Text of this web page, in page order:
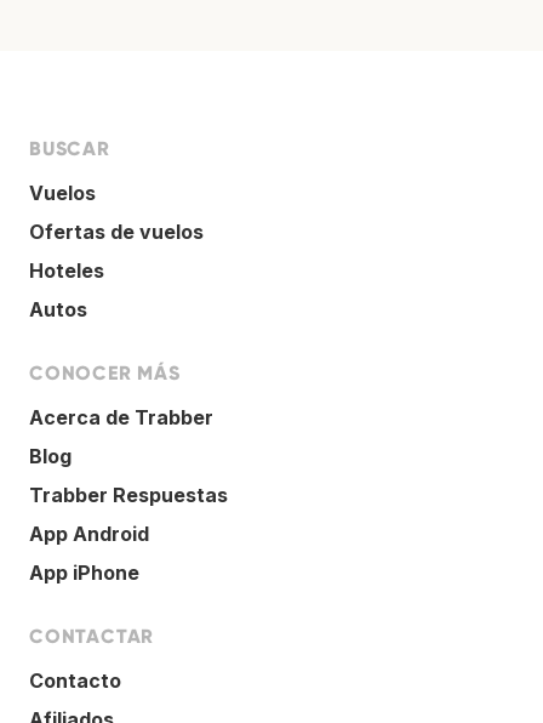
BUSCAR
Vuelos
Ofertas de vuelos
Hoteles
Autos
CONOCER MÁS
Acerca de Trabber
Blog
Trabber Respuestas
App Android
App iPhone
CONTACTAR
Contacto